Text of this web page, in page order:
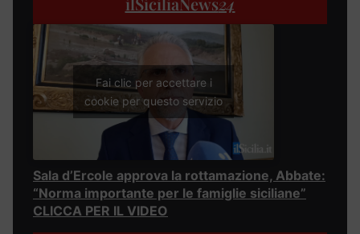
Fai clic per accettare i
cookie per questo servizio
Sala d’Ercole approva la rottamazione, Abbate:
“Norma importante per le famiglie siciliane”
CLICCA PER IL VIDEO